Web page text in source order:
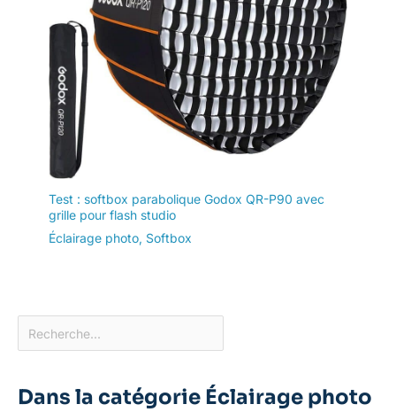
facilement les
paramètres
d'éclairage pour
contrôler avec
précision la
luminosité et la
température de
couleur. Les trous de
dissipation de la
refroidissement
Test : softbox parabolique Godox QR-P90 avec
grille pour flash studio
Éclairage photo, Softbox
Dans la catégorie Éclairage photo